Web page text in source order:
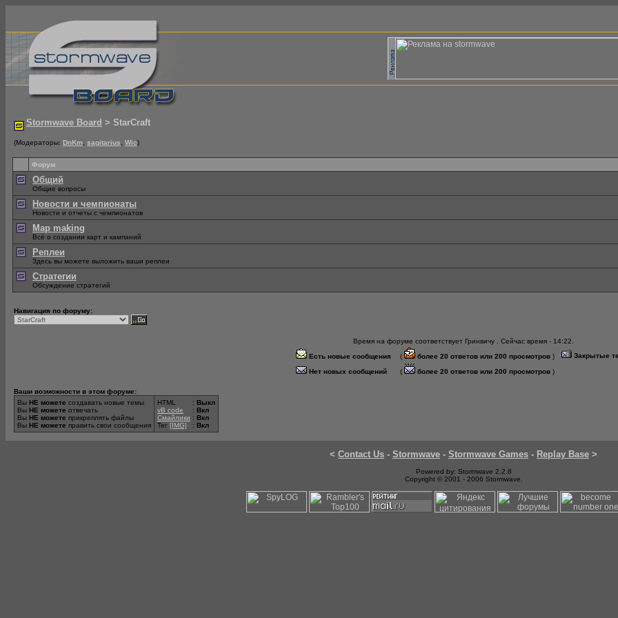
Stormwave Board > StarCraft
(Модераторы: DnKm sagitarius Wic)
Форум
Общий
Общие вопросы
Новости и чемпионаты
Новости и отчеты с чемпионатов
Map making
Всё о создании карт и кампаний
Реплеи
Здесь вы можете выложить ваши реплеи
Стратегии
Обсуждение стратегий
Навигация по форуму:
Время на форуме соответствует Гринвичу . Сейчас время - 14:22.
Есть новые сообщения
( более 20 ответов или 200 просмотров ) Закрытые
Нет новых сообщений ( более 20 ответов или 200 просмотров )
Ваши возможности в этом форуме:
Вы НЕ можете создавать новые темы
Вы НЕ можете отвечать
Вы НЕ можете прикреплять файлы
Вы НЕ можете править свои сообщения
HTML
vB code
Смайлики
Тег [IMG]
: Выкл
: Вкл
: Вкл
: Вкл
< Contact Us - Stormwave - Stormwave Games - Replay Base >
Powered by: Stormwave 2.2.8
Copyright © 2001 - 2006 Stormwave.